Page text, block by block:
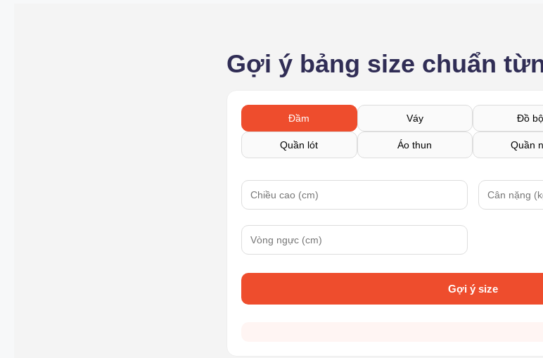
Gợi ý bảng size chuẩn
Đầm Váy Đồ bộ
Quần lót Áo thun Quần
Gợi ý size